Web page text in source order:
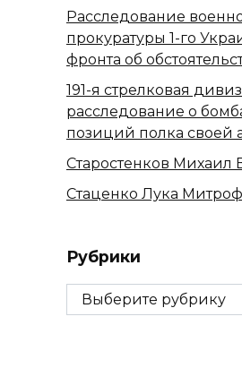
Расследование
прокуратуры 1-го
фронта об
191-я стрелковая
расследование о
позиций полка своей
Старостенков Михаил
Стаценко Лука
Рубрики
Рубрики